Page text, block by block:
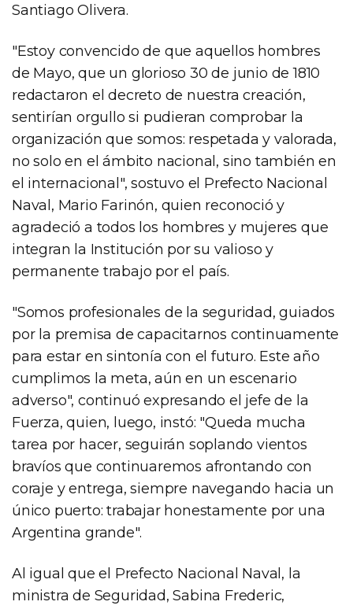
Santiago Olivera.
"Estoy convencido de que aquellos hombres
de Mayo, que un glorioso 30 de junio de 1810
redactaron el decreto de nuestra creación,
sentirían orgullo si pudieran comprobar la
organización que somos: respetada y valorada,
no solo en el ámbito nacional, sino también en
el internacional", sostuvo el Prefecto Nacional
Naval, Mario Farinón, quien reconoció y
agradeció a todos los hombres y mujeres que
integran la Institución por su valioso y
permanente trabajo por el país.
"Somos profesionales de la seguridad, guiados
por la premisa de capacitarnos continuamente
para estar en sintonía con el futuro. Este año
cumplimos la meta, aún en un escenario
adverso", continuó expresando el jefe de la
Fuerza, quien, luego, instó: "Queda mucha
tarea por hacer, seguirán soplando vientos
bravíos que continuaremos afrontando con
coraje y entrega, siempre navegando hacia un
único puerto: trabajar honestamente por una
Argentina grande".
Al igual que el Prefecto Nacional Naval, la
ministra de Seguridad, Sabina Frederic,